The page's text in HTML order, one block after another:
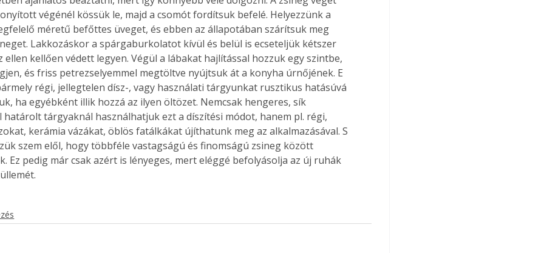
Gyógyító növények: a
végénél kössük le, majd a csomót fordítsuk befelé. Helyezzünk a
méretű befőttes üveget, és ebben az állapotában szárítsuk meg
Lakkozáskor a spárgaburkolatot kívül és belül is ecseteljük kétszer
ellen kellően védett legyen. Végül a lábakat hajlítással hozzuk egy szintbe,
és friss petrezselyemmel megtöltve nyújtsuk át a konyha úrnőjének. E
régi, jellegtelen dísz-, vagy használati tárgyunkat rusztikus hatásúvá
ha egyébként illik hozzá az ilyen öltözet. Nemcsak hengeres, sík
határolt tárgyaknál használhatjuk ezt a díszítési módot, hanem pl. régi,
kerámia vázákat, öblös fatálkákat újíthatunk meg az alkalmazásával. S
szem elől, hogy többféle vastagságú és finomságú zsineg között
Ez pedig már csak azért is lényeges, mert eléggé befolyásolja az új ruhák